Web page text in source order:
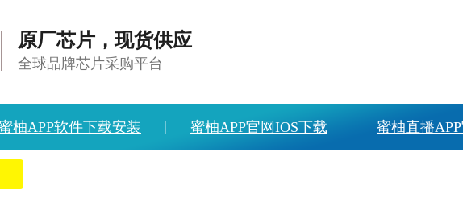
原厂芯片，现货供应
全球品牌芯片采购平台
柚APP软件下载安装 蜜柚APP官网IOS下载 蜜柚直播